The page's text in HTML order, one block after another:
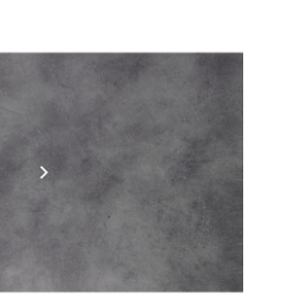
Następny
keyboard_arrow_right